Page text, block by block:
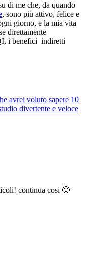
di me che, da quando
, sono più attivo, felice e
giorno, e la mia vita
direttamente
i benefici indiretti
avrei voluto sapere 10
divertente e veloce
continua cosi 🙂